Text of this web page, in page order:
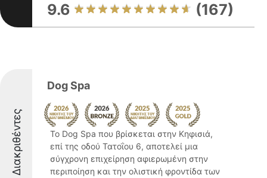
9.6 (167)
Διακριθέντες
Dog Spa
Το Dog Spa που βρίσκεται στην Κηφισιά,
επί της οδού Τατοΐου 6, αποτελεί μια
σύγχρονη επιχείρηση αφιερωμένη στην
περιποίηση και την ολιστική φροντίδα των